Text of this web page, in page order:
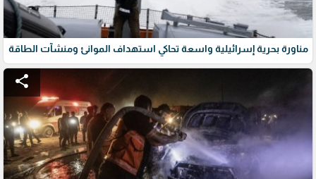
مناورة بحرية إسرائيلية واسعة تحاكي استهداف الموانئ ومنشآت الطاقة
share